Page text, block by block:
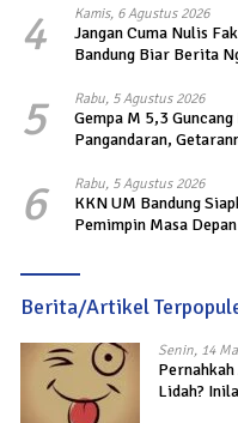
Gempa di Sigi
4 Kamis, 6 Agustus 2026
Jangan Cuma Nulis
Bandung Biar Berita
5 Rabu, 5 Agustus 2026
Gempa M 5,3
Pangandaran,
6 Rabu, 5 Agustus 2026
KKN UM Bandung
Pemimpin Masa Depan
Berita/Artikel
Senin, 14
Lidah?